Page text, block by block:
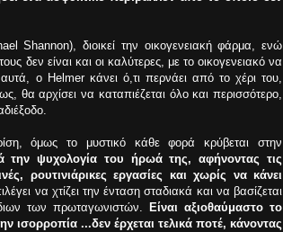
διοικεί την οικογενειακή φάρμα, ενώ
δεν είναι και οι καλύτερες, με το οικογενειακό να
ο Helmer κάνει ό,τι περνάει από το χέρι του,
θα αρχίσει να καταπιέζεται όλο και περισσότερο,
όμως το μυστικό κάθε φορά κρύβεται στην
την ψυχολογία του ήρωά της, αφήνοντας τις
ρουτινιάρικες εργασίες και χωρίς να κάνει
να χτίζει την ένταση σταδιακά και να βασίζεται
των πρωταγωνιστών.
Είναι αξιοθαύμαστο το
ισορροπία ...δεν έρχεται τελικά ποτέ, κάνοντας